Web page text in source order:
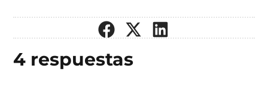
4 respuestas